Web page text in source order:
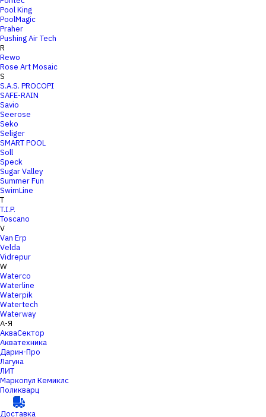
Pool King
PoolMagic
Praher
Pushing Air Tech
R
Rewo
Rose Art Mosaic
S
S.A.S. PROCOPI
SAFE-RAIN
Savio
Seerose
Seko
Seliger
SMART POOL
Soll
Speck
Sugar Valley
Summer Fun
SwimLine
T
T.I.P.
Toscano
V
Van Erp
Velda
Vidrepur
W
Waterco
Waterline
Waterpik
Watertech
Waterway
А-Я
АкваСектор
Акватехника
Дарин-Про
Лагуна
ЛИТ
Маркопул Кемиклс
Поликварц
Доставка